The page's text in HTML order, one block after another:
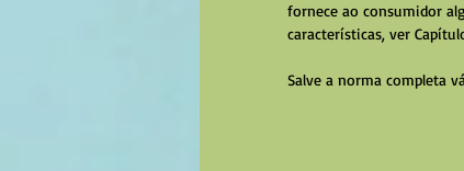
fornece ao consumidor
características, ver
Salve a norma completa